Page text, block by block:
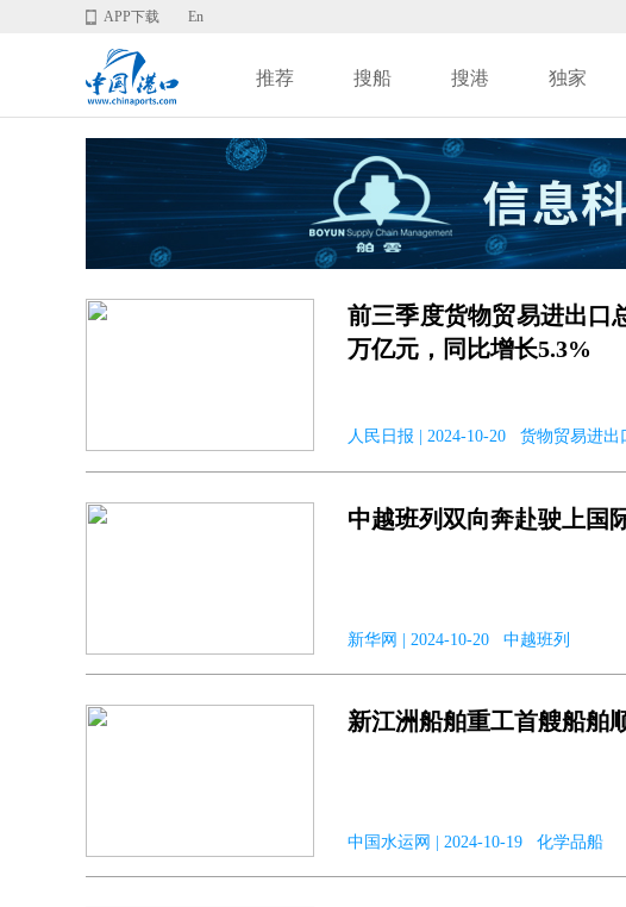
APP下载 En
推荐 搜船 搜港 独家
前三季度货物贸易进出口
万亿元，同比增长5.3%
人民日报 | 2024-10-20 货物贸易进出
中越班列双向奔赴驶上国
新华网 | 2024-10-20 中越班列
新江洲船舶重工首艘船舶
中国水运网 | 2024-10-19 化学品船